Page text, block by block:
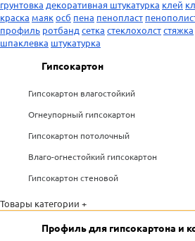
грунтовка декоративная штукатурка клей
краска маякосб пена пенопласт
профиль ротбанд сетка стеклохолстстяжка
шпаклевка штукатурка
Гипсокартон
Гипсокартон влагостойкий
Огнеупорный гипсокартон
Гипсокартон потолочный
Влаго-огнестойкий гипсокартон
Гипсокартон стеновой
Товары категории +
Профиль для гипсокартона и